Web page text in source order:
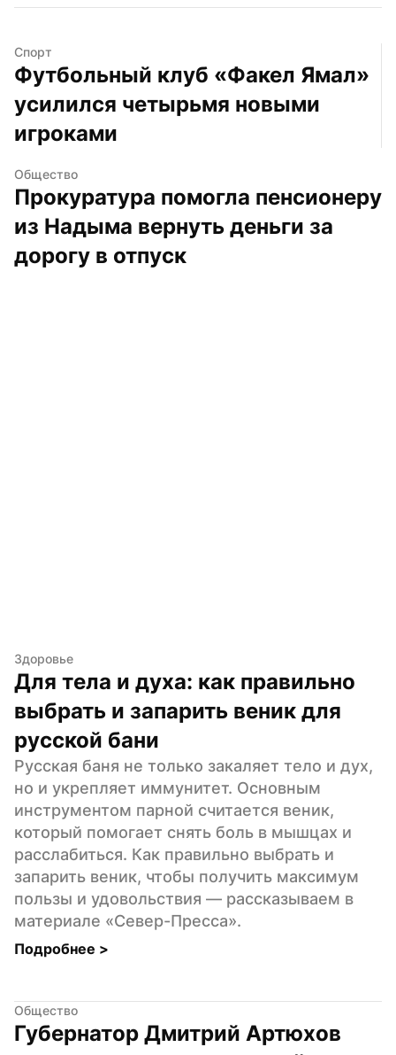
Спорт
Футбольный клуб «Факел Ямал»
усилился четырьмя новыми
игроками
Общество
Прокуратура помогла пенсионеру
из Надыма вернуть деньги за
дорогу в отпуск
Здоровье
Для тела и духа: как правильно
выбрать и запарить веник для
русской бани
Русская баня не только закаляет тело и дух,
но и укрепляет иммунитет. Основным
инструментом парной считается веник,
который помогает снять боль в мышцах и
расслабиться. Как правильно выбрать и
запарить веник, чтобы получить максимум
пользы и удовольствия — рассказываем в
материале «Север-Пресса».
Подробнее >
Общество
Губернатор Дмитрий Артюхов